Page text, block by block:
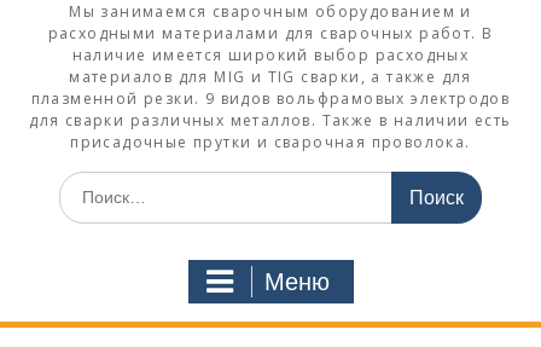
Мы занимаемся сварочным оборудованием и
расходными материалами для сварочных работ. В
наличие имеется широкий выбор расходных
материалов для MIG и TIG сварки, а также для
плазменной резки. 9 видов вольфрамовых электродов
для сварки различных металлов. Также в наличии есть
присадочные прутки и сварочная проволока.
Искать:
Меню